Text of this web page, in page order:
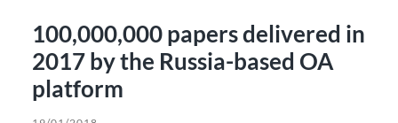
100,000,000 papers delivered in
2017 by the Russia-based OA
platform